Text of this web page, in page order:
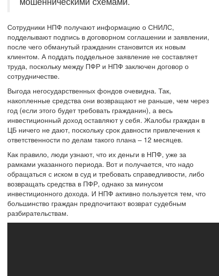
Сотрудники НПФ получают информацию о СНИЛС,
подделывают подпись в договорном соглашении и заявлении,
после чего обманутый гражданин становится их новым
клиентом. А поддать поддельное заявление не составляет
труда, поскольку между ПФР и НПФ заключен договор о
сотрудничестве.
Выгода негосударственных фондов очевидна. Так,
накопленные средства они возвращают не раньше, чем через
год (если этого будет требовать гражданин), а весь
инвестиционный доход оставляют у себя. Жалобы граждан в
ЦБ ничего не дают, поскольку срок давности привлечения к
ответственности по делам такого плана – 12 месяцев.
Как правило, люди узнают, что их деньги в НПФ, уже за
рамками указанного периода. Вот и получается, что надо
обращаться с иском в суд и требовать справедливости, либо
возвращать средства в ПФР, однако за минусом
инвестиционного дохода. И НПФ активно пользуется тем, что
большинство граждан предпочитают возврат судебным
разбирательствам.